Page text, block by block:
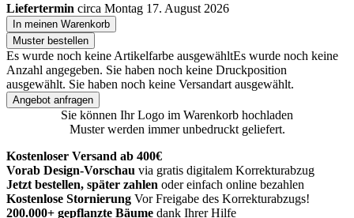
Liefertermin circa Montag 17. August 2026
In meinen Warenkorb
Muster bestellen
Es wurde noch keine Artikelfarbe ausgewähltEs wurde noch keine
Anzahl angegeben. Sie haben noch keine Druckposition
ausgewählt. Sie haben noch keine Versandart ausgewählt.
Angebot anfragen
Sie können Ihr Logo im Warenkorb hochladen
Muster werden immer unbedruckt geliefert.
Kostenloser Versand ab 400€
Vorab Design-Vorschau via gratis digitalem Korrekturabzug
Jetzt bestellen, später zahlen oder einfach online bezahlen
Kostenlose Stornierung Vor Freigabe des Korrekturabzugs!
200.000+ gepflanzte Bäume dank Ihrer Hilfe